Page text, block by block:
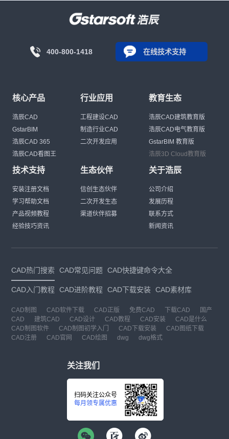
400-800-1418 在线技术支持
核心产品
浩辰CAD
GstarBIM
浩辰CAD 365
浩辰CAD看图王
行业应用
工程建设CAD
制造行业CAD
二次开发应用
教育生态
浩辰CAD建筑教育版
浩辰CAD电气教育版
GstarBIM 教育版
浩辰3D Cloud教育版
技术支持
安装注册文档
学习帮助文档
产品视频教程
经验技巧资讯
生态伙伴
信创生态伙伴
二次开发生态
渠道伙伴招募
关于浩辰
公司介绍
发展历程
联系方式
新闻资讯
CAD热门搜索 CAD常见问题 CAD快捷键命令大全
CAD入门教程 CAD进阶教程 CAD下载安装 CAD素材库
CAD制图 CAD软件下载 CAD正版 免费CAD 下载CAD
国产
CAD
建筑CAD CAD设计 CAD教程 CAD安装
CAD是什么
CAD制图软件
CAD制图初学入门 CAD下载安装
CAD图纸下载
CAD注册
CAD官网 CAD绘图 dwg dwg格式
关注我们
扫码关注公众号
每月领专属优惠